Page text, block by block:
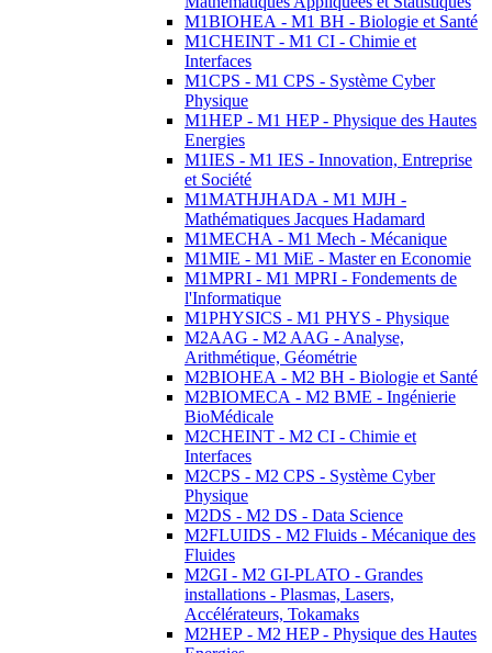
M1BIOHEA - M1 BH - Biologie et Santé
M1CHEINT - M1 CI - Chimie et
Interfaces
M1CPS - M1 CPS - Système Cyber
Physique
M1HEP - M1 HEP - Physique des Hautes
Energies
M1IES - M1 IES - Innovation, Entreprise
et Société
M1MATHJHADA - M1 MJH -
Mathématiques Jacques Hadamard
M1MECHA - M1 Mech - Mécanique
M1MIE - M1 MiE - Master en Economie
M1MPRI - M1 MPRI - Fondements de
l'Informatique
M1PHYSICS - M1 PHYS - Physique
M2AAG - M2 AAG - Analyse,
Arithmétique, Géométrie
M2BIOHEA - M2 BH - Biologie et Santé
M2BIOMECA - M2 BME - Ingénierie
BioMédicale
M2CHEINT - M2 CI - Chimie et
Interfaces
M2CPS - M2 CPS - Système Cyber
Physique
M2DS - M2 DS - Data Science
M2FLUIDS - M2 Fluids - Mécanique des
Fluides
M2GI - M2 GI-PLATO - Grandes
installations - Plasmas, Lasers,
Accélérateurs, Tokamaks
M2HEP - M2 HEP - Physique des Hautes